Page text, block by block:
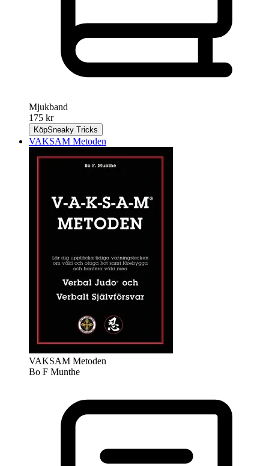
Mjukband
175 kr
KöpSneaky Tricks
VAKSAM Metoden
VAKSAM Metoden
Bo F Munthe